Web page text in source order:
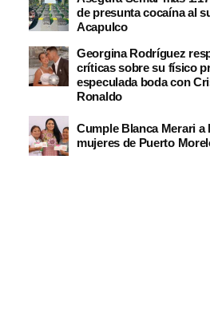
de presunta cocaína al
Acapulco
Georgina Rodríguez
críticas sobre su físico
especulada boda con
Ronaldo
Cumple Blanca Merari a
mujeres de Puerto